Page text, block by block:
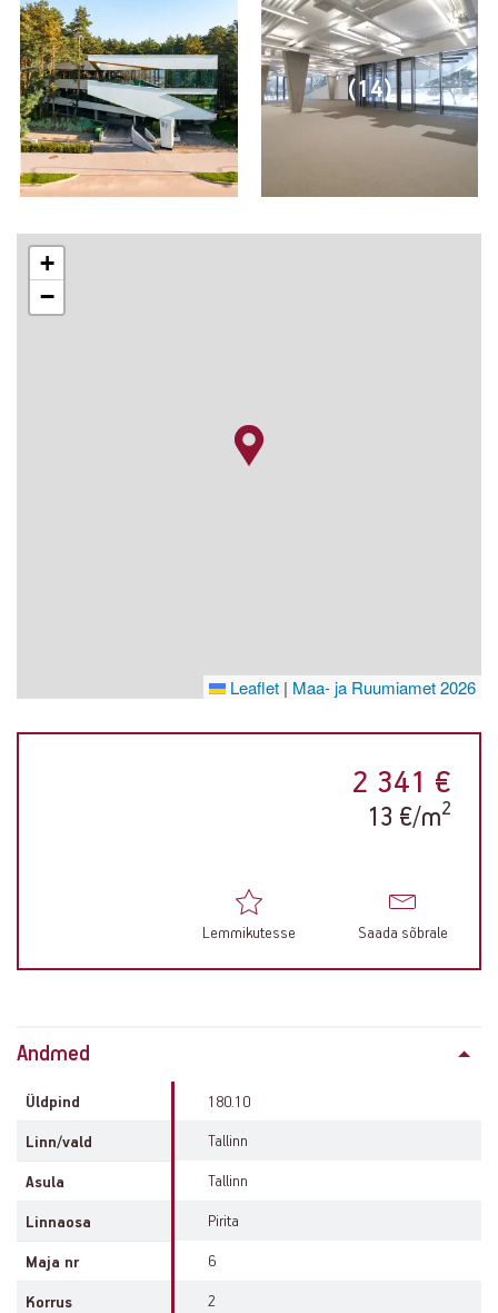
(14)
+
−
Leaflet | Maa- ja Ruumiamet 2026
2 341 €
13 €/m2
Lemmikutesse Saada sõbrale
Property
Andmed
Üldpind 180.10
Linn/vald Tallinn
Asula Tallinn
Linnaosa Pirita
Maja nr 6
Korrus 2